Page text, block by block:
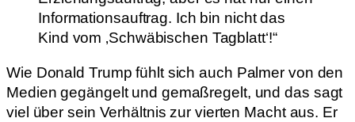
Informationsauftrag. Ich bin nicht das
Kind vom ‚Schwäbischen Tagblatt‘!“
Wie Donald Trump fühlt sich auch Palmer von den
Medien gegängelt und gemaßregelt, und das sagt
viel über sein Verhältnis zur vierten Macht aus. Er